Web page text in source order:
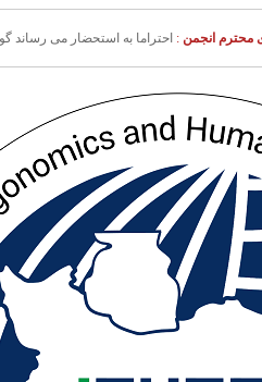
محترم انجمن : احتراما به استحضار می